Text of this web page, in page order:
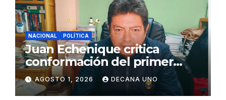
NACIONAL POLÍTICA
Juan Echenique critica
conformación del primer
gabinete ministerial de Keiko
Fujimori
AGOSTO 1, 2026 DECANA UNO